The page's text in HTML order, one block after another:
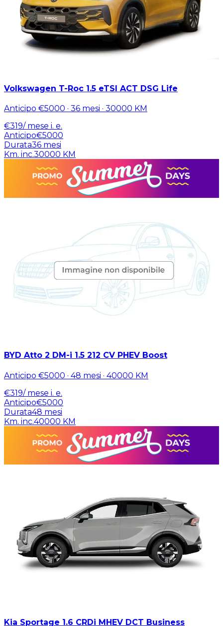
Volkswagen T-Roc 1.5 eTSI ACT DSG Life
Anticipo €5000 · 36 mesi · 30000 KM
€319/ mese i. e.
Anticipo€5000
Durata36 mesi
Km. inc.30000 KM
BYD Atto 2 DM-i 1.5 212 CV PHEV Boost
Anticipo €5000 · 48 mesi · 40000 KM
€319/ mese i. e.
Anticipo€5000
Durata48 mesi
Km. inc.40000 KM
Kia Sportage 1.6 CRDi MHEV DCT Business